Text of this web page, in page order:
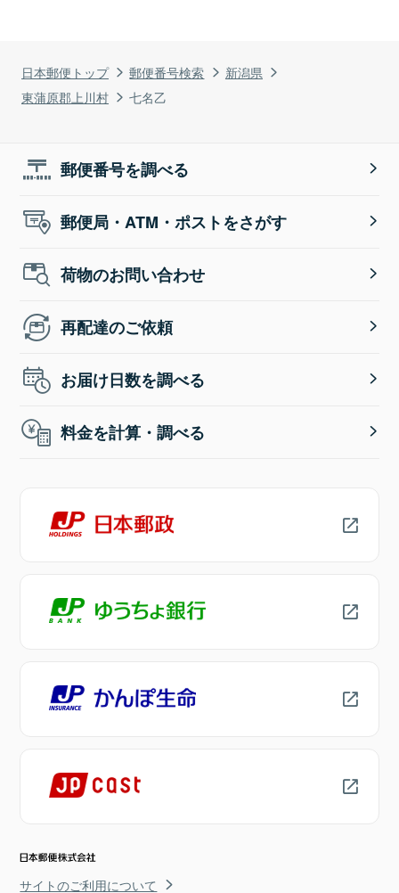
日本郵便トップ 郵便番号検索
新潟県
東蒲原郡上川村
七名乙
郵便番号を調べる
郵便局・ATM・ポストをさがす
荷物のお問い合わせ
再配達のご依頼
お届け日数を調べる
料金を計算・調べる
サイトのご利用について